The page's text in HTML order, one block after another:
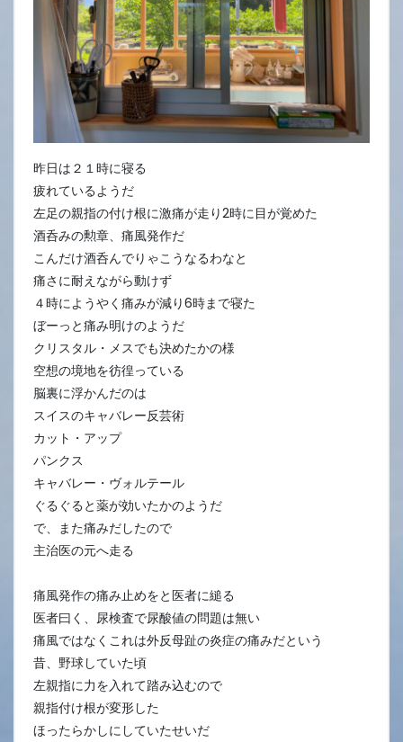
昨日は２１時に寝る
疲れているようだ
左足の親指の付け根に激痛が走り2時に目が覚めた
酒呑みの勲章、痛風発作だ
こんだけ酒呑んでりゃこうなるわなと
痛さに耐えながら動けず
４時にようやく痛みが減り6時まで寝た
ぼーっと痛み明けのようだ
クリスタル・メスでも決めたかの様
空想の境地を彷徨っている
脳裏に浮かんだのは
スイスのキャバレー反芸術
カット・アップ
パンクス
キャバレー・ヴォルテール
ぐるぐると薬が効いたかのようだ
で、また痛みだしたので
主治医の元へ走る
痛風発作の痛み止めをと医者に縋る
医者曰く、尿検査で尿酸値の問題は無い
痛風ではなくこれは外反母趾の炎症の痛みだという
昔、野球していた頃
左親指に力を入れて踏み込むので
親指付け根が変形した
ほったらかしにしていたせいだ